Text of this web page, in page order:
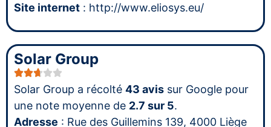
Site internet : http://www.eliosys.eu/
Solar Group
Solar Group a récolté 43 avis sur Google pour
une note moyenne de 2.7 sur 5.
Adresse : Rue des Guillemins 139, 4000 Liège